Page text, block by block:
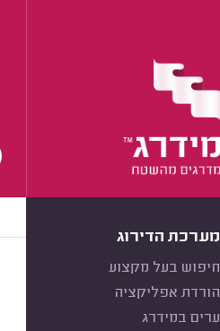
מערכת הדירוג
חיפוש בעל מקצוע
הורדת אפליקציה
ערים במידרג